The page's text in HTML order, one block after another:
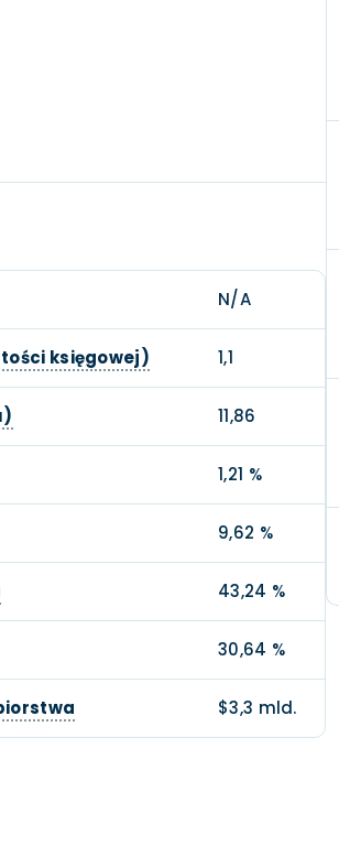
N/A
księgowej) 1,1
11,86
1,21 %
9,62 %
43,24 %
30,64 %
$3,3 mld.